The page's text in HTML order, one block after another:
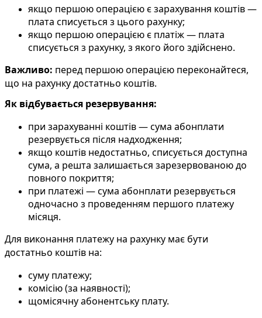
якщо першоюоперацієюєзарахування коштів—
плата списується з цього рахунку;
якщо першоюоперацієює платіж— плата
списується з рахунку, з якого його здійснено.
Важливо: перед першоюоперацією переконайтеся,
що на рахункудостатньо коштів.
Як відбувається резервування:
при зарахуванні коштів—сума абонплати
резервується після надходження;
якщо коштів недостатньо, списується доступна
сума, а решта залишається зарезервованоюдо
повного покриття;
при платежі —сума абонплати резервується
одночасно з проведенням першого платежу
місяця.
Для виконання платежу на рахунку має бути
достатньо коштів на:
суму платежу;
комісію(за наявності);
щомісячнуабонентську плату.